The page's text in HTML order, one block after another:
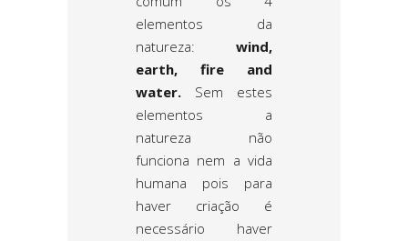
elementos da
natureza: wind,
earth, fire and
water. Sem estes
elementos a
natureza não
funciona nem a vida
humana pois para
haver criação é
necessário haver